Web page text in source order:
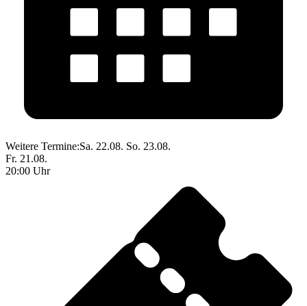
Weitere Termine:Sa. 22.08. So. 23.08.
Fr. 21.08.
20:00 Uhr